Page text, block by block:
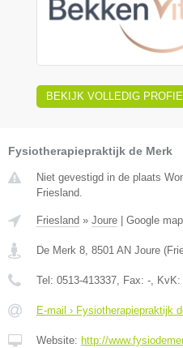
BEKIJK VOLLEDIG
Fysiotherapiepraktijk de Merk
Niet gevestigd in de plaats
Friesland.
Friesland » Joure Google
De Merk 8, 8501 AN Joure (
Tel: 0513-413337, Fax: -, KvK:
E-mail › Fysiotherapiepraktijk
Website: http://